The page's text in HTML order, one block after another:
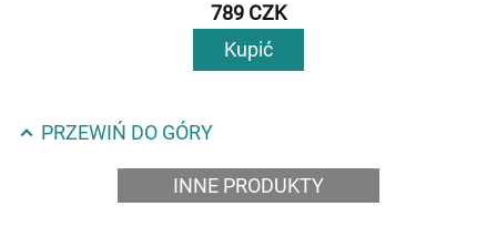
789 CZK
Kupić
PRZEWIŃ DO GÓRY
INNE PRODUKTY